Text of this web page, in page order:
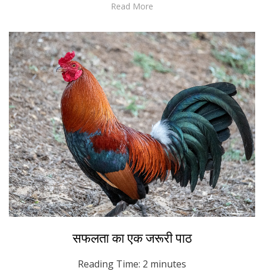
Read More
Posted
on
October 6, 2022
Hindi
सफलता का एक जरूरी पाठ
Reading Time: 2 minutes